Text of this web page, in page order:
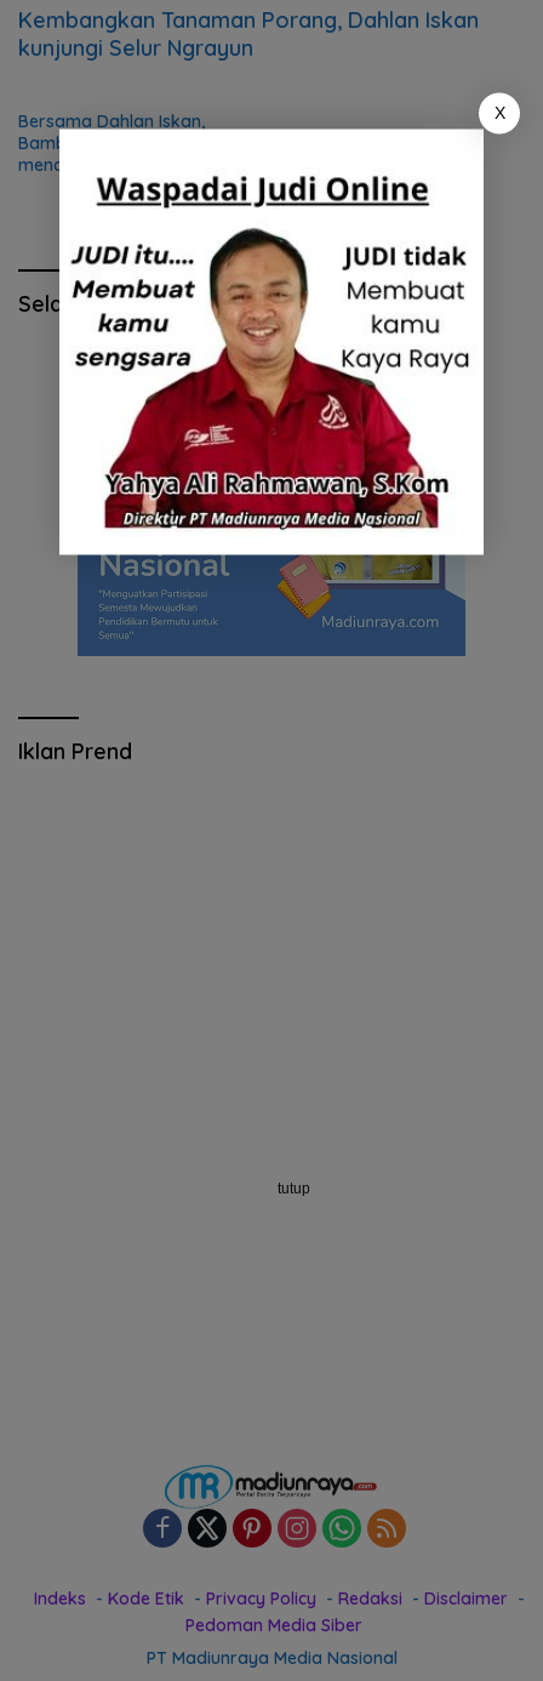
Kembangkan Tanaman Porang, Dahlan Iskan
kunjungi Selur Ngrayun
Bersama Dahlan Iskan,
Bambang Juwono all out
menangkan Gus Amik – Joko
di Pilbup Magetan 2018
Selamat Hari Pendidikan Nasional
Iklan Prend
Indeks Kode Etik Privacy Policy Redaksi
Disclaimer
Pedoman Media Siber
PT Madiunraya Media Nasional
tutup
X